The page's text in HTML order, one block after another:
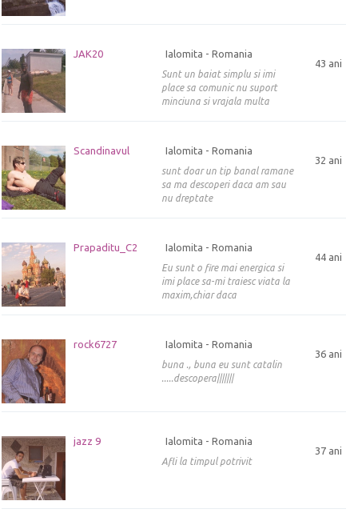
JAK20
43 ani
Ialomita - Romania
Sunt un baiat simplu si imi
place sa comunic nu suport
minciuna si vrajala multa
Scandinavul
32 ani
Ialomita - Romania
sunt doar un tip banal ramane
sa ma descoperi daca am sau
nu dreptate
Prapaditu_C2
44 ani
Ialomita - Romania
Eu sunt o fire mai energica si
imi place sa-mi traiesc viata la
maxim,chiar daca
rock6727
36 ani
Ialomita - Romania
buna ., buna eu sunt catalin
.....descopera|||||||
jazz 9
37 ani
Ialomita - Romania
Afli la timpul potrivit